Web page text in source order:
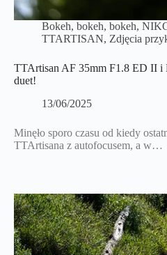
Bokeh, bokeh, bokeh,
TTARTISAN, Zdjęcia
TTArtisan AF 35mm F1.8 ED II i
duet!
13/06/2025
Minęło sporo czasu od kiedy
TTArtisana z autofocusem, a w…